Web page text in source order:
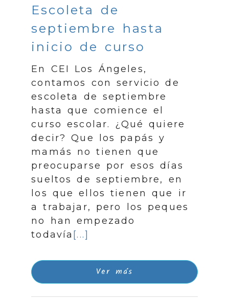
Escoleta de
septiembre hasta
inicio de curso
En CEI Los Ángeles,
contamos con servicio de
escoleta de septiembre
hasta que comience el
curso escolar. ¿Qué quiere
decir? Que los papás y
mamás no tienen que
preocuparse por esos días
sueltos de septiembre, en
los que ellos tienen que ir
a trabajar, pero los peques
no han empezado
todavía [...]
Ver más